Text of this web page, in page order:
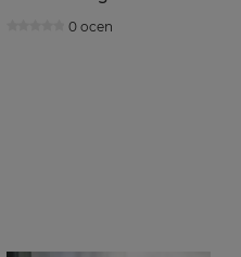
0 ocen